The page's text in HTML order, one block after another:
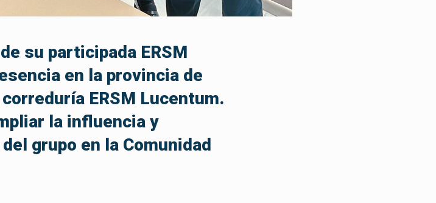
su participada ERSM
en la provincia de
ERSM Lucentum.
la influencia y
grupo en la Comunidad